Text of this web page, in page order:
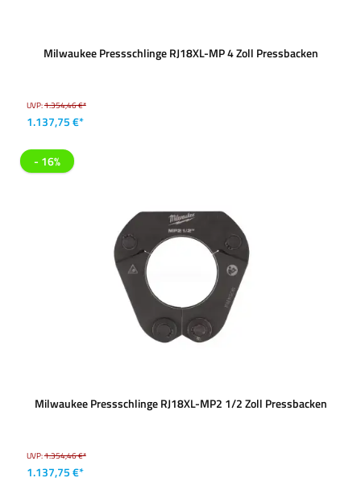
Milwaukee Pressschlinge RJ18XL-MP 4 Zoll Pressbacken
UVP:1.354,46 €*
1.137,75 €*
- 16%
Milwaukee Pressschlinge RJ18XL-MP2 1/2 Zoll Pressbacken
UVP:1.354,46 €*
1.137,75 €*